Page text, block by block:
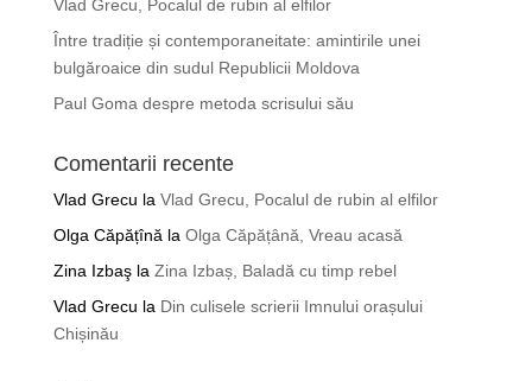
Vlad Grecu, Pocalul de rubin al elfilor
Între tradiție și contemporaneitate: amintirile unei
bulgăroaice din sudul Republicii Moldova
Paul Goma despre metoda scrisului său
Comentarii recente
Vlad Grecu la Vlad Grecu, Pocalul de rubin al elfilor
Olga Căpățînă la Olga Căpățână, Vreau acasă
Zina Izbaşla Zina Izbaș, Baladă cu timp rebel
Vlad Grecu la Din culisele scrierii Imnului orașului
Chișinău